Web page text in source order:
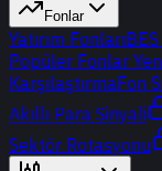
Fonlar
Yatırım Fonları
Popüler Fonlar
KarşılaştırmaFon
Akıllı Para Sinyali
Sektör Rotasyonu